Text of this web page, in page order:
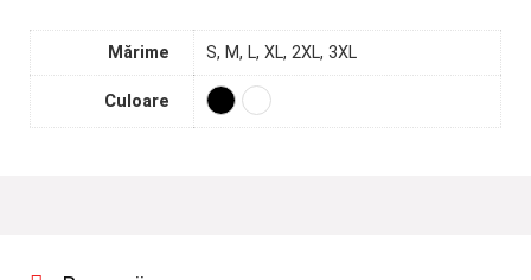
Mărime S, M, L, XL, 2XL, 3XL
Culoare